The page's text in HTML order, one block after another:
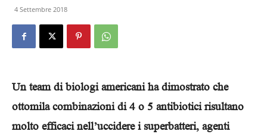
4 Settembre 2018
Un team di biologi americani ha dimostrato che
ottomila combinazioni di 4 o 5 antibiotici risultano
molto efficaci nell’uccidere i superbatteri, agenti